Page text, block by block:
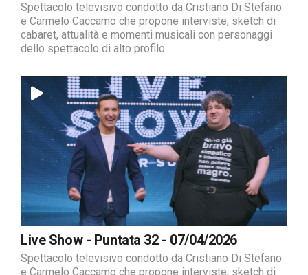
Spettacolo televisivo condotto da Cristiano Di Stefano
e Carmelo Caccamo che propone interviste, sketch di
cabaret, attualità e momenti musicali con personaggi
dello spettacolo di alto profilo.
Live Show - Puntata 32 - 07/04/2026
Spettacolo televisivo condotto da Cristiano Di Stefano
e Carmelo Caccamo che propone interviste, sketch di